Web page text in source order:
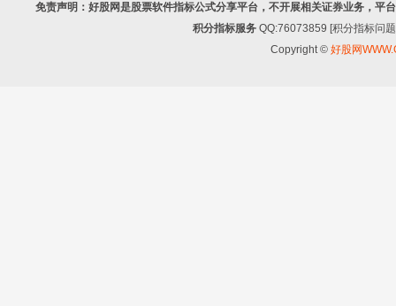
免责声明：好股网是股票软件指标公式分享平台，不开展相关证券业务，平
积分指标服务 QQ:76073859 [积分指标问
Copyright © 好股网